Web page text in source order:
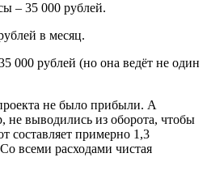
– 35 000 рублей.
в месяц.
000 рублей (но она ведёт не один
не было прибыли. А
не выводились из оборота, чтобы
составляет примерно 1,3
всеми расходами чистая